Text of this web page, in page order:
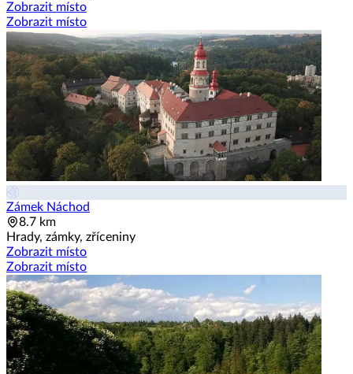
Zobrazit místo
Zobrazit místo
Zámek Náchod
8.7 km
Hrady, zámky, zříceniny
Zobrazit místo
Zobrazit místo